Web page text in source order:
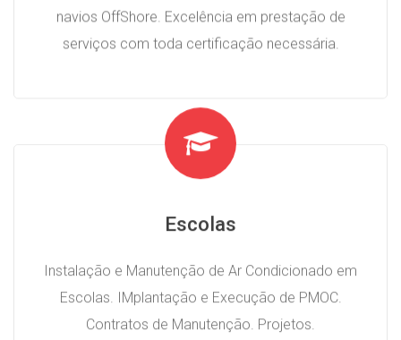
navios OffShore. Excelência em prestação de
serviços com toda certificação necessária.
Escolas
Instalação e Manutenção de Ar Condicionado em
Escolas. IMplantação e Execução de PMOC.
Contratos de Manutenção. Projetos.